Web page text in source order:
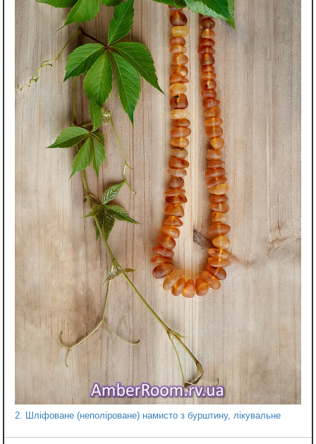
2. Шліфоване (неполіроване) намисто з бурштину, лікувальне